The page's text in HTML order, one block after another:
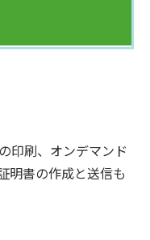
印刷、オンデマンド
明書の作成と送信も